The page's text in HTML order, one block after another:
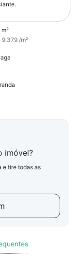
9.379 /m²
imóvel?
e tire todas as